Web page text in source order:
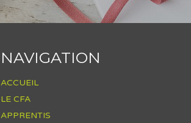
NAVIGATION
ACCUEIL
LE CFA
APPRENTIS